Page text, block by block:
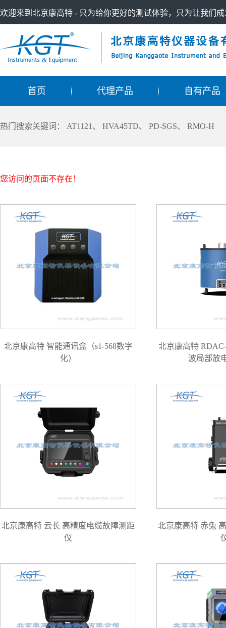
欢迎来到北京康高特 - 只为给你更好的测试体验，只为让我们
首页 代理产品 自有产品
热门搜索关键词： AT1121 、 HVA45TD、 PD-SGS、 RMO-H
您访问的页面不存在！
北京康高特 智能通讯盒（s1-568数字
化）
北京康高特
波局部放
北京康高特 云长 高精度电缆故障测距
仪
北京康高特 赤兔